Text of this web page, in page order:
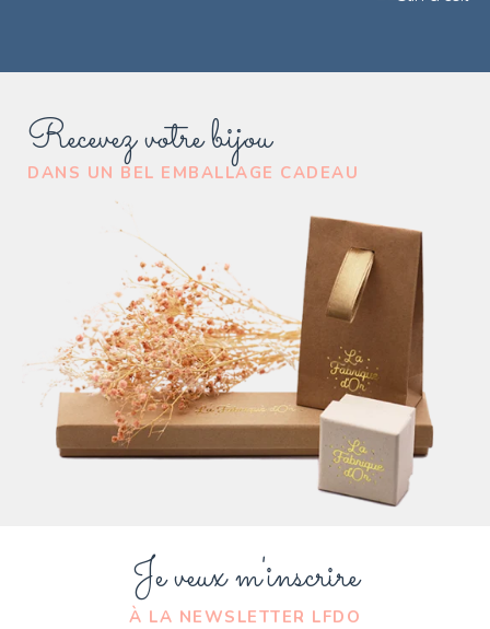
Recevez votre bijou
DANS UN BEL EMBALLAGE CADEAU
Je veux m'inscrire
À LA NEWSLETTER LFDO